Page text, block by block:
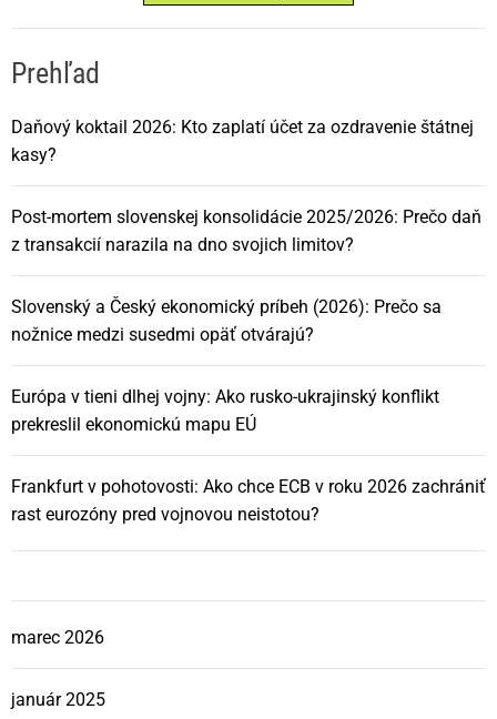
Prehľad
Daňový koktail 2026: Kto zaplatí účet za ozdravenie štátnej
kasy?
Post-mortem slovenskej konsolidácie 2025/2026: Prečo daň
z transakcií narazila na dno svojich limitov?
Slovenský a Český ekonomický príbeh (2026): Prečo sa
nožnice medzi susedmi opäť otvárajú?
Európa v tieni dlhej vojny: Ako rusko-ukrajinský konflikt
prekreslil ekonomickú mapu EÚ
Frankfurt v pohotovosti: Ako chce ECB v roku 2026 zachrániť
rast eurozóny pred vojnovou neistotou?
marec 2026
január 2025